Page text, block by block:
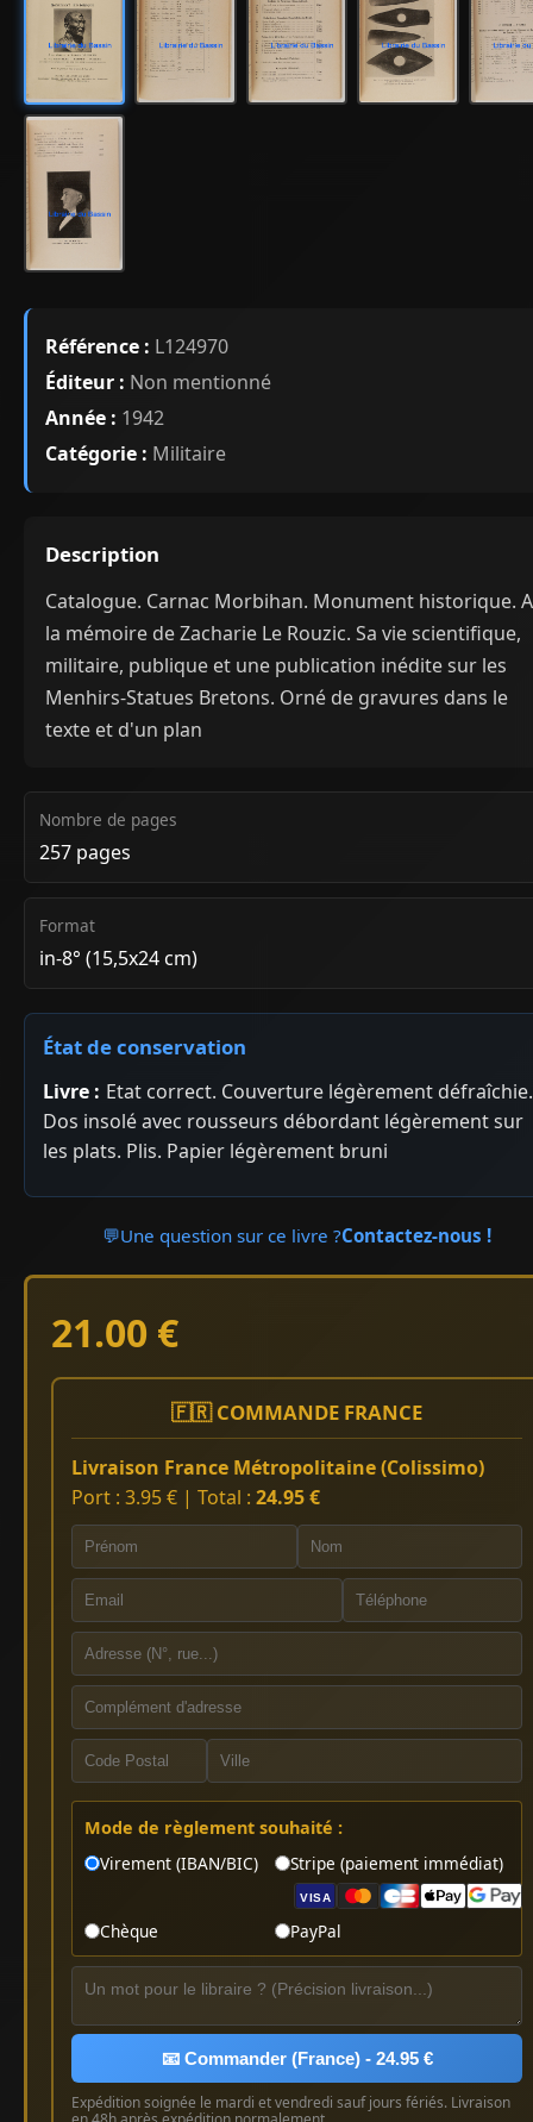
Référence : L124970
Éditeur : Non mentionné
Année : 1942
Catégorie : Militaire
Description
Catalogue. Carnac Morbihan. Monument historique. A
la mémoire de Zacharie Le Rouzic. Sa vie scientifique,
militaire, publique et une publication inédite sur les
Menhirs-Statues Bretons. Orné de gravures dans le
texte et d'un plan
Nombre de pages
257 pages
Format
in-8° (15,5x24 cm)
État de conservation
Livre : Etat correct. Couverture légèrement défraîchie.
Dos insolé avec rousseurs débordant légèrement sur
les plats. Plis. Papier légèrement bruni
💬Une question sur ce livre ?Contactez-nous !
21.00 €
🇫🇷 COMMANDE FRANCE
Livraison France Métropolitaine (Colissimo)
Port : 3.95 € | Total : 24.95 €
Mode de règlement souhaité :
Virement (IBAN/BIC)
Stripe (paiement immédiat)
VISA
Chèque PayPal
📧 Commander (France) - 24.95 €
Expédition soignée le mardi et vendredi sauf jours fériés. Livraison